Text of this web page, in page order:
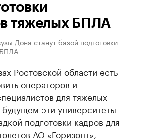
тяжелых БПЛА
Дона станут базой подготовки
Ростовской области есть
операторов и
для тяжелых
эти университеты
подготовки кадров для
АО «Горизонт»,